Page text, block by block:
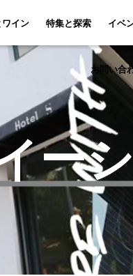
イン 特集と探索 イベ
お問い合わ
特集と探索
ー